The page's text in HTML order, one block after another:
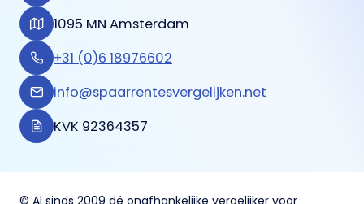
1095 MN Amsterdam
+31 (0)6 18976602
info@spaarrentesvergelijken.net
KVK 92364357